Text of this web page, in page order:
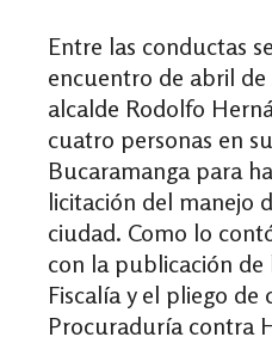
Entre las conductas
encuentro de abril de
alcalde Rodolfo
cuatro personas en
Bucaramanga para
licitación del manejo
ciudad. Como lo
con la publicación de
Fiscalía y el pliego de
Procuraduría contra